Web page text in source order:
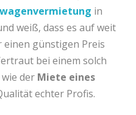
in
weiß, dass es auf weit
günstigen Preis
bei einem solch
der Miete eines
echter Profis.